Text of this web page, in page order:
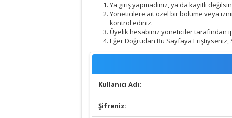
Ya giriş yapmadınız, ya da kayıtlı
Yöneticilere ait özel bir bölüme veya
kontrol ediniz.
Üyelik hesabınız yöneticiler
Eğer Doğrudan Bu Sayfaya
Kullanıcı Adı:
Şifreniz: